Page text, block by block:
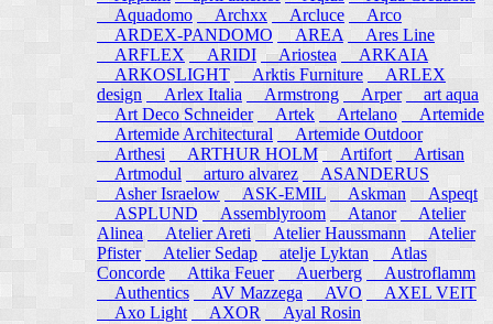
Aquadomo
Archxx Arcluce
Arco
ARDEX-PANDOMO
AREA
Ares Line
ARFLEX
ARIDI Ariostea
ARKAIA
ARKOSLIGHT
Arktis Furniture
ARLEX
design
Arlex Italia Armstrong Arper
art aqua
Art Deco Schneider
Artek Artelano
Artemide
Artemide Architectural
Artemide Outdoor
Arthesi
ARTHUR HOLM Artifort
Artisan
Artmodul
arturo alvarez
ASANDERUS
Asher Israelow
ASK-EMIL Askman
Aspeqt
ASPLUND
Assemblyroom Atanor
Atelier
Alinea
Atelier Areti Atelier Haussmann
Atelier
Pfister
Atelier Sedap atelje Lyktan
Atlas
Concorde
Attika Feuer Auerberg
Austroflamm
Authentics
AV Mazzega AVO
AXEL VEIT
Axo Light
AXOR Ayal Rosin